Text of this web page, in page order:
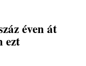
éven át
ezt